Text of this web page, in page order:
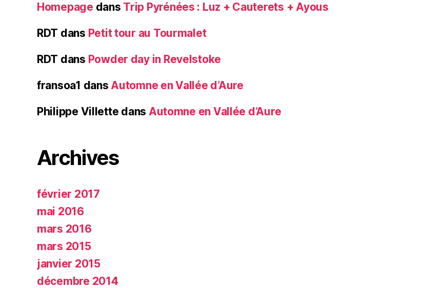
Homepage dans Trip Pyrénées : Luz + Cauterets + Ayous
RDT dans Petit tour au Tourmalet
RDT dans Powder day in Revelstoke
fransoa1 dans Automne en Vallée d’Aure
Philippe Villette dans Automne en Vallée d’Aure
Archives
février 2017
mai 2016
mars 2016
mars 2015
janvier 2015
décembre 2014